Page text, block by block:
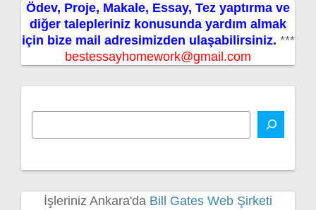
Ödev, Proje, Makale, Essay, Tez yaptırma ve
diğer talepleriniz konusunda yardım almak
için bize mail adresimizden ulaşabilirsiniz. ***
bestessayhomework@gmail.com
İşleriniz Ankara'da Bill Gates Web Şirketi